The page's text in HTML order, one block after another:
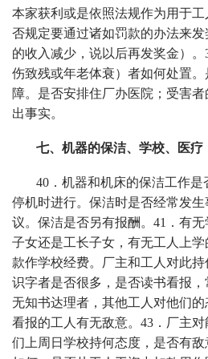
本家获利或是依照法规作为用于
否规定要通过诸如罚款的办法来
的收入减少，说以后再发奖金）。
伤致残或年老体衰）者如何处置
障。是否安排住厂办医院；受害
出事实。
七、机器的保洁、学校、医疗
40 ．机器和机床的保洁工作
停机时进行。保洁时是否经常发
议。保洁是否另有报酬。 41 ．有
子女还是工长子女，有无工人上
款作学校经费。厂主和工人对此持
识字者是否很多，是否读书看报
无知书达理者，其他工人对他们
看报的工人有无敌意。 43 ．厂主
们上周日学校持何态度，是否有敌